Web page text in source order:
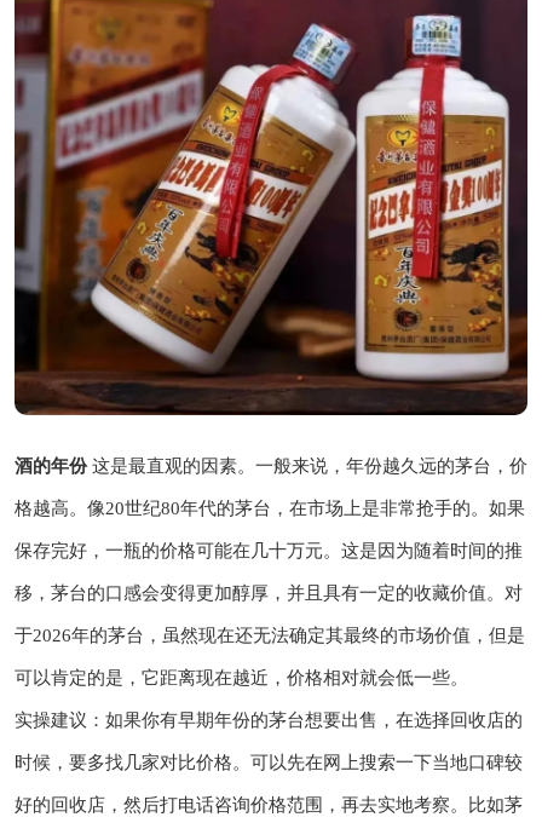
酒的年份这是最直观的因素。一般来说，年份越久远的茅台，价
格越高。像20世纪80年代的茅台，在市场上是非常抢手的。如果
保存完好，一瓶的价格可能在几十万元。这是因为随着时间的推
移，茅台的口感会变得更加醇厚，并且具有一定的收藏价值。对
于2026年的茅台，虽然现在还无法确定其最终的市场价值，但是
可以肯定的是，它距离现在越近，价格相对就会低一些。
实操建议：如果你有早期年份的茅台想要出售，在选择回收店的
时候，要多找几家对比价格。可以先在网上搜索一下当地口碑较
好的回收店，然后打电话咨询价格范围，再去实地考察。比如茅